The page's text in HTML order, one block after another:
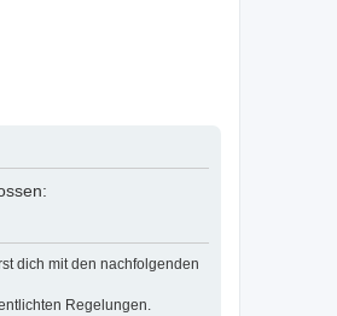
dich mit den nachfolgenden
Regelungen.